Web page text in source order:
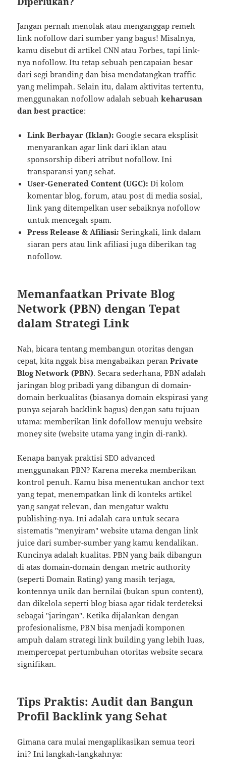
Jangan pernah menolak atau menganggap remeh
link nofollow dari sumber yang bagus! Misalnya,
kamu disebut di artikel CNN atau Forbes, tapi link-
nya nofollow. Itu tetap sebuah pencapaian besar
dari segi branding dan bisa mendatangkan traffic
yang melimpah. Selain itu, dalam aktivitas tertentu,
menggunakan nofollow adalah sebuahkeharusan
dan best practice:
Link Berbayar (Iklan): Google secara eksplisit
menyarankan agar link dari iklan atau
sponsorship diberi atribut nofollow. Ini
transparansi yang sehat.
User-Generated Content (UGC): Di kolom
komentar blog, forum, atau post di media sosial,
link yang ditempelkan user sebaiknya nofollow
untuk mencegah spam.
Press Release & Afiliasi: Seringkali, link dalam
siaran pers atau link afiliasi juga diberikan tag
nofollow.
Memanfaatkan Private Blog
Network (PBN) dengan Tepat
dalam Strategi Link
Nah, bicara tentang membangun otoritas dengan
cepat, kita nggak bisa mengabaikan peranPrivate
Blog Network (PBN). Secara sederhana, PBN adalah
jaringan blog pribadi yang dibangun di domain-
domain berkualitas (biasanya domain ekspirasi yang
punya sejarah backlink bagus) dengan satu tujuan
utama: memberikan link dofollow menuju website
money site (website utama yang ingin di-rank).
Kenapa banyak praktisi SEO advanced
menggunakan PBN? Karena mereka memberikan
kontrol penuh. Kamu bisa menentukan anchor text
yang tepat, menempatkan link di konteks artikel
yang sangat relevan, dan mengatur waktu
publishing-nya. Ini adalah cara untuk secara
sistematis "menyiram" website utama dengan link
juice dari sumber-sumber yang kamu kendalikan.
Kuncinya adalah kualitas. PBN yang baik dibangun
di atas domain-domain dengan metric authority
(seperti Domain Rating) yang masih terjaga,
kontennya unik dan bernilai (bukan spun content),
dan dikelola seperti blog biasa agar tidak terdeteksi
sebagai "jaringan". Ketika dijalankan dengan
profesionalisme, PBN bisa menjadi komponen
ampuh dalam strategi link building yang lebih luas,
mempercepat pertumbuhan otoritas website secara
signifikan.
Tips Praktis: Audit dan Bangun
Profil Backlink yang Sehat
Gimana cara mulai mengaplikasikan semua teori
ini? Ini langkah-langkahnya: